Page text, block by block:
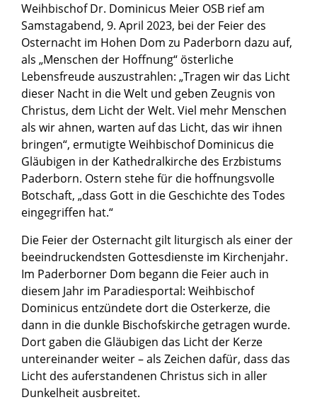
Weihbischof Dr. Dominicus Meier OSB rief am
Samstagabend, 9. April 2023, bei der Feier des
Osternacht im Hohen Dom zu Paderborn dazu auf,
als „Menschen der Hoffnung“ österliche
Lebensfreude auszustrahlen: „Tragen wir das Licht
dieser Nacht in die Welt und geben Zeugnis von
Christus, dem Licht der Welt. Viel mehr Menschen
als wir ahnen, warten auf das Licht, das wir ihnen
bringen“, ermutigte Weihbischof Dominicus die
Gläubigen in der Kathedralkirche des Erzbistums
Paderborn. Ostern stehe für die hoffnungsvolle
Botschaft, „dass Gott in die Geschichte des Todes
eingegriffen hat.“
Die Feier der Osternacht gilt liturgisch als einer der
beeindruckendsten Gottesdienste im Kirchenjahr.
Im Paderborner Dom begann die Feier auch in
diesem Jahr im Paradiesportal: Weihbischof
Dominicus entzündete dort die Osterkerze, die
dann in die dunkle Bischofskirche getragen wurde.
Dort gaben die Gläubigen das Licht der Kerze
untereinander weiter – als Zeichen dafür, dass das
Licht des auferstandenen Christus sich in aller
Dunkelheit ausbreitet.